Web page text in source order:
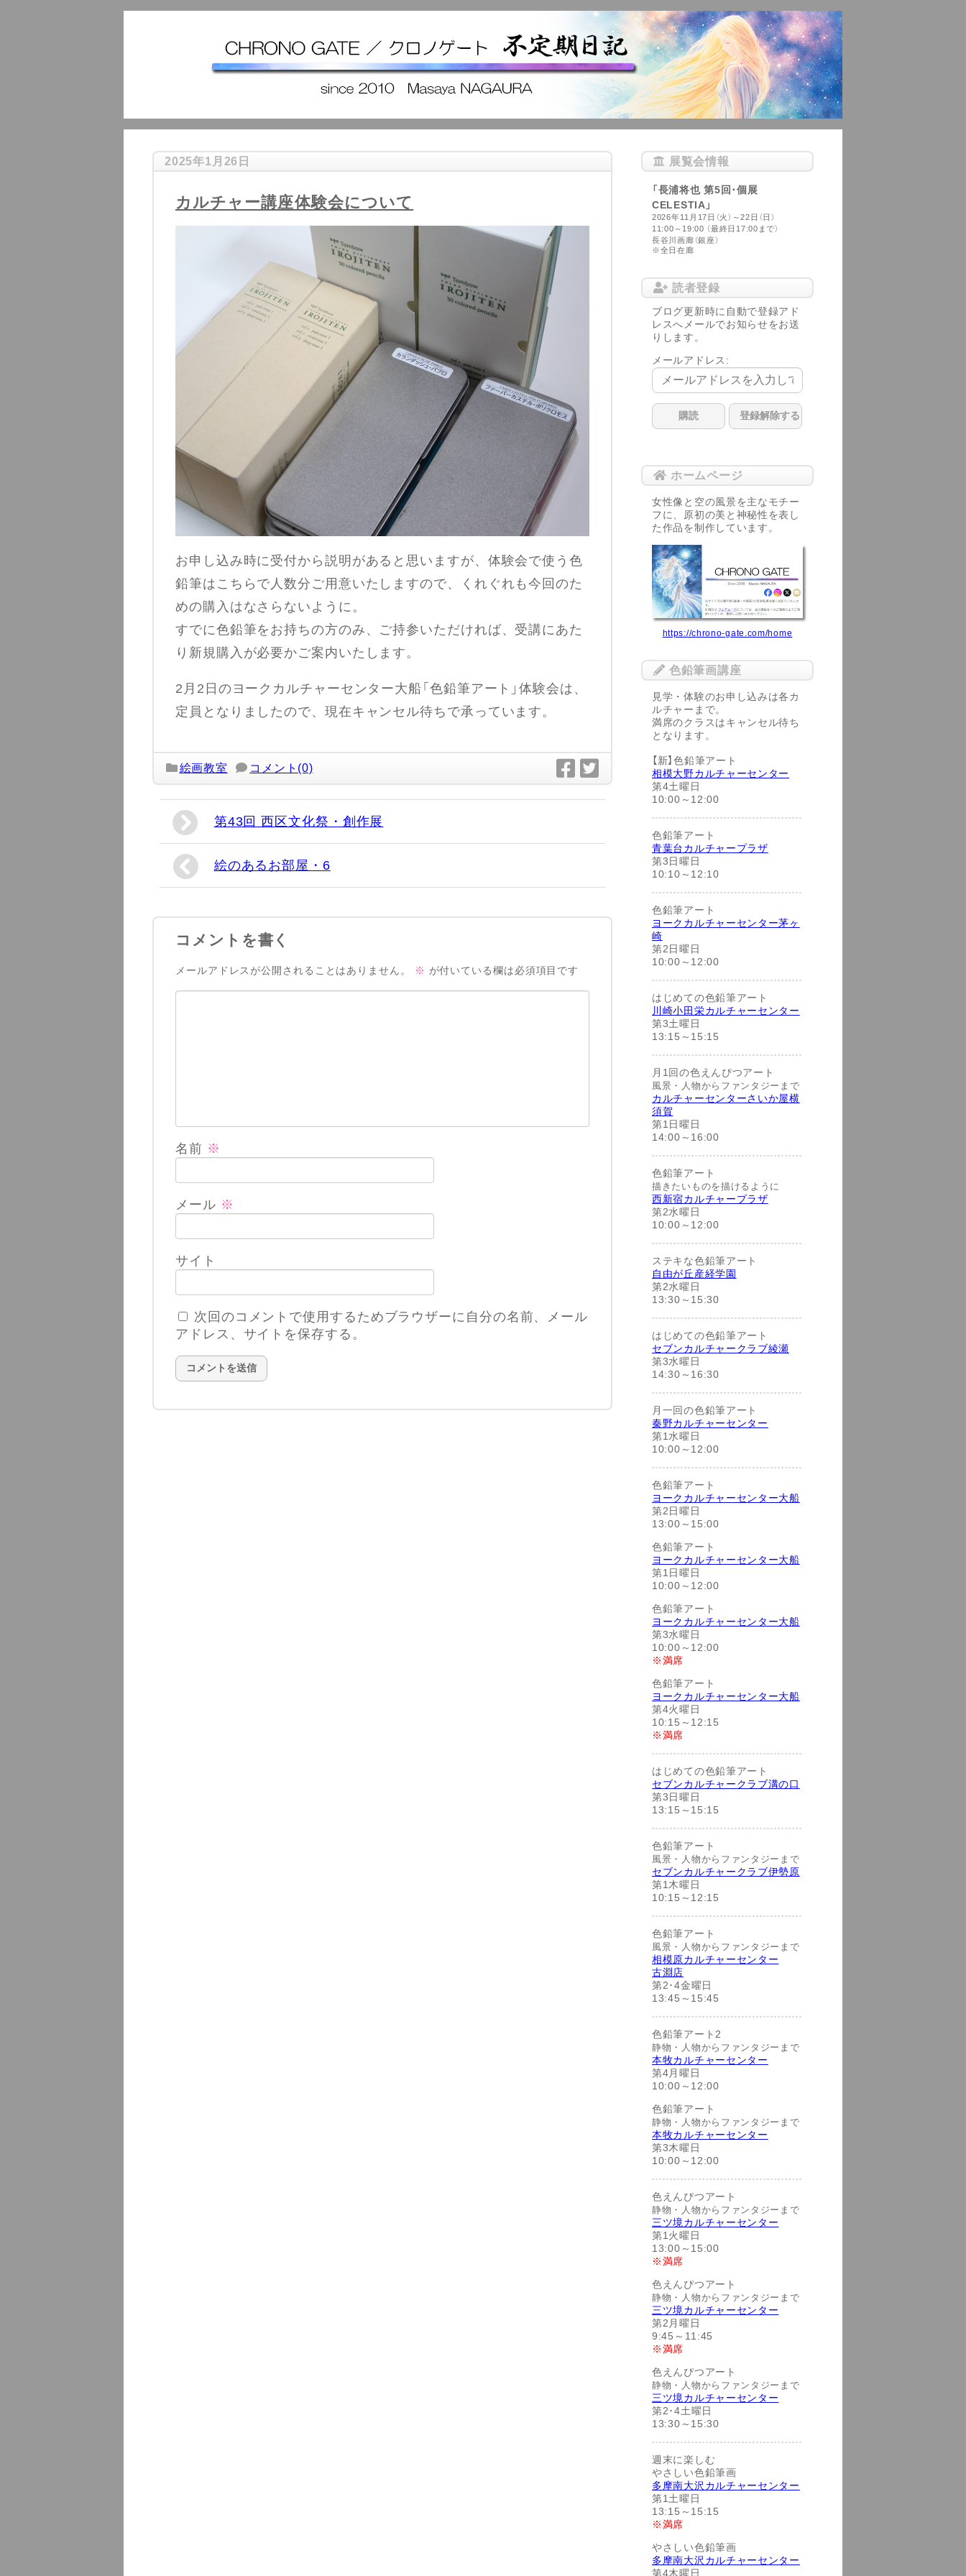
2025年1月26日
カルチャー講座体験会について
お申し込み時に受付から説明があると思いますが、体験会で使う色
鉛筆はこちらで人数分ご用意いたしますので、くれぐれも今回のた
めの購入はなさらないように。
すでに色鉛筆をお持ちの方のみ、ご持参いただければ、受講にあた
り新規購入が必要かご案内いたします。
2月2日のヨークカルチャーセンター大船「色鉛筆アート」体験会は、
定員となりましたので、現在キャンセル待ちで承っています。
絵画教室 コメント(0)
第43回 西区文化祭・創作展
絵のあるお部屋・6
コメントを書く
メールアドレスが公開されることはありません。 ※ が付いている欄は必須項目です
名前 ※
メール ※
サイト
次回のコメントで使用するためブラウザーに自分の名前、メール
アドレス、サイトを保存する。
展覧会情報
「長浦将也 第5回･個展
CELESTIA」
2026年11月17日（火）～22日（日）
11:00～19:00 （最終日17:00まで）
長谷川画廊（銀座）
※全日在廊
読者登録
ブログ更新時に自動で登録アド
レスへメールでお知らせをお送
りします。
メールアドレス:
ホームページ
女性像と空の風景を主なモチー
フに、原初の美と神秘性を表し
た作品を制作しています。
https://chrono-gate.com/home
色鉛筆画講座
見学・体験のお申し込みは各カ
ルチャーまで。
満席のクラスはキャンセル待ち
となります。
【新】色鉛筆アート
相模大野カルチャーセンター
第4土曜日
10:00～12:00
色鉛筆アート
青葉台カルチャープラザ
第3日曜日
10:10～12:10
色鉛筆アート
ヨークカルチャーセンター茅ヶ
崎
第2日曜日
10:00～12:00
はじめての色鉛筆アート
川崎小田栄カルチャーセンター
第3土曜日
13:15～15:15
月1回の色えんぴつアート
風景・人物からファンタジーまで
カルチャーセンターさいか屋横
須賀
第1日曜日
14:00～16:00
色鉛筆アート
描きたいものを描けるように
西新宿カルチャープラザ
第2水曜日
10:00～12:00
ステキな色鉛筆アート
自由が丘産経学園
第2水曜日
13:30～15:30
はじめての色鉛筆アート
セブンカルチャークラブ綾瀬
第3水曜日
14:30～16:30
月一回の色鉛筆アート
秦野カルチャーセンター
第1水曜日
10:00～12:00
色鉛筆アート
ヨークカルチャーセンター大船
第2日曜日
13:00～15:00
色鉛筆アート
ヨークカルチャーセンター大船
第1日曜日
10:00～12:00
色鉛筆アート
ヨークカルチャーセンター大船
第3水曜日
10:00～12:00
※満席
色鉛筆アート
ヨークカルチャーセンター大船
第4火曜日
10:15～12:15
※満席
はじめての色鉛筆アート
セブンカルチャークラブ溝の口
第3日曜日
13:15～15:15
色鉛筆アート
風景・人物からファンタジーまで
セブンカルチャークラブ伊勢原
第1木曜日
10:15～12:15
色鉛筆アート
風景・人物からファンタジーまで
相模原カルチャーセンター
古淵店
第2･4金曜日
13:45～15:45
色鉛筆アート2
静物・人物からファンタジーまで
本牧カルチャーセンター
第4月曜日
10:00～12:00
色鉛筆アート
静物・人物からファンタジーまで
本牧カルチャーセンター
第3木曜日
10:00～12:00
色えんぴつアート
静物・人物からファンタジーまで
三ツ境カルチャーセンター
第1火曜日
13:00～15:00
※満席
色えんぴつアート
静物・人物からファンタジーまで
三ツ境カルチャーセンター
第2月曜日
9:45～11:45
※満席
色えんぴつアート
静物・人物からファンタジーまで
三ツ境カルチャーセンター
第2･4土曜日
13:30～15:30
週末に楽しむ
やさしい色鉛筆画
多摩南大沢カルチャーセンター
第1土曜日
13:15～15:15
※満席
やさしい色鉛筆画
多摩南大沢カルチャーセンター
第4木曜日